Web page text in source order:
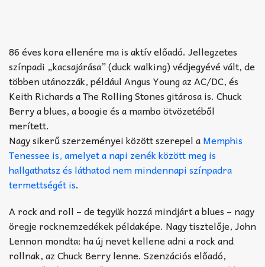
86 éves kora ellenére ma is aktív előadó. Jellegzetes
színpadi „kacsajárása” (duck walking) védjegyévé vált, de
többen utánozzák, például Angus Young az AC/DC, és
Keith Richards a The Rolling Stones gitárosa is. Chuck
Berry a blues, a boogie és a mambo ötvözetéből
merített.
Nagy sikerű szerzeményei között szerepel aMemphis
Tenessee is, amelyet a napi zenék között meg is
hallgathatsz és láthatod nem mindennapi színpadra
termettségét is.
A rock and roll – de tegyük hozzá mindjárt a blues – nagy
öregje rocknemzedékek példaképe. Nagy tisztelője, John
Lennon mondta: ha új nevet kellene adni a rock and
rollnak, az Chuck Berry lenne. Szenzációs előadó,